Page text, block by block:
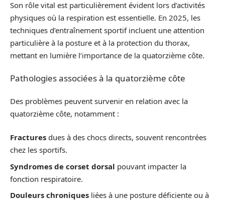
Son rôle vital est particulièrement évident lors d’activités
physiques où la respiration est essentielle. En 2025, les
techniques d’entraînement sportif incluent une attention
particulière à la posture et à la protection du thorax,
mettant en lumière l’importance de la quatorzième côte.
Pathologies associées à la quatorzième côte
Des problèmes peuvent survenir en relation avec la
quatorzième côte, notamment :
Fractures dues à des chocs directs, souvent rencontrées
chez les sportifs.
Syndromes de corset dorsal pouvant impacter la
fonction respiratoire.
Douleurs chroniques liées à une posture déficiente ou à